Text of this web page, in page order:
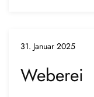
31. Januar 2025
Weberei